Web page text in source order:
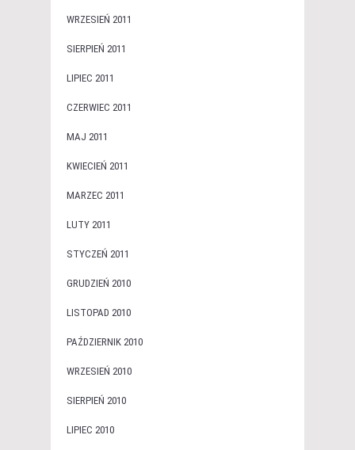
WRZESIEŃ 2011
SIERPIEŃ 2011
LIPIEC 2011
CZERWIEC 2011
MAJ 2011
KWIECIEŃ 2011
MARZEC 2011
LUTY 2011
STYCZEŃ 2011
GRUDZIEŃ 2010
LISTOPAD 2010
PAŹDZIERNIK 2010
WRZESIEŃ 2010
SIERPIEŃ 2010
LIPIEC 2010